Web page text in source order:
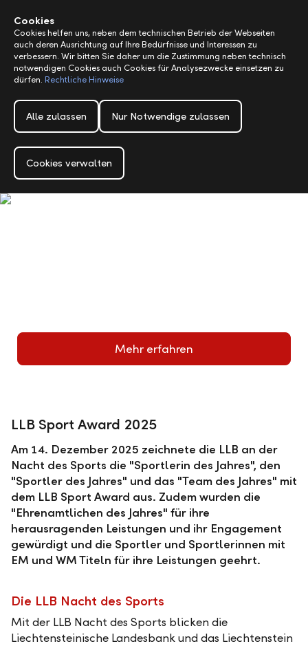
Cookies
Cookies helfen uns, neben dem technischen Betrieb der Webseiten
auch deren Ausrichtung auf Ihre Bedürfnisse und Interessen zu
verbessern. Wir bitten Sie daher um die Zustimmung neben technisch
notwendigen Cookies auch Cookies für Analysezwecke einsetzen zu
dürfen. Rechtliche Hinweise
Alle zulassen Nur Notwendige zulassen
Cookies verwalten
Mehr erfahren
LLB Sport Award 2025
Am 14. Dezember 2025 zeichnete die LLB an der
Nacht des Sports die "Sportlerin des Jahres", den
"Sportler des Jahres" und das "Team des Jahres" mit
dem LLB Sport Award aus. Zudem wurden die
"Ehrenamtlichen des Jahres" für ihre
herausragenden Leistungen und ihr Engagement
gewürdigt und die Sportler und Sportlerinnen mit
EM und WM Titeln für ihre Leistungen geehrt.
Die LLB Nacht des Sports
Mit der LLB Nacht des Sports blicken die
Liechtensteinische Landesbank und das Liechtenstein